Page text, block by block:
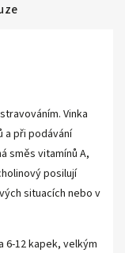
Vinka
a při podávání
směs vitamínů A,
posilují
situacích nebo v
6-12 kapek, velkým